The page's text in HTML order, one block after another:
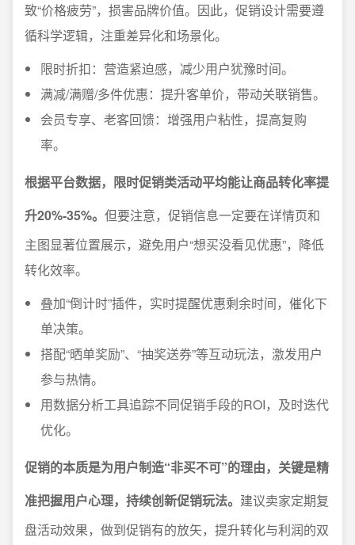
致“价格疲劳”，损害品牌价值。因此，促销设计需要遵
循科学逻辑，注重差异化和场景化。
限时折扣：营造紧迫感，减少用户犹豫时间。
满减/满赠/多件优惠：提升客单价，带动关联销售。
会员专享、老客回馈：增强用户粘性，提高复购
率。
根据平台数据，限时促销类活动平均能让商品转化率提
升20%-35%。 但要注意，促销信息一定要在详情页和
主图显著位置展示，避免用户“想买没看见优惠”，降低
转化效率。
叠加“倒计时”插件，实时提醒优惠剩余时间，催化下
单决策。
搭配“晒单奖励”、“抽奖送券”等互动玩法，激发用户
参与热情。
用数据分析工具追踪不同促销手段的ROI，及时迭代
优化。
促销的本质是为用户制造“非买不可”的理由，关键是精
准把握用户心理，持续创新促销玩法。 建议卖家定期复
盘活动效果，做到促销有的放矢，提升转化与利润的双